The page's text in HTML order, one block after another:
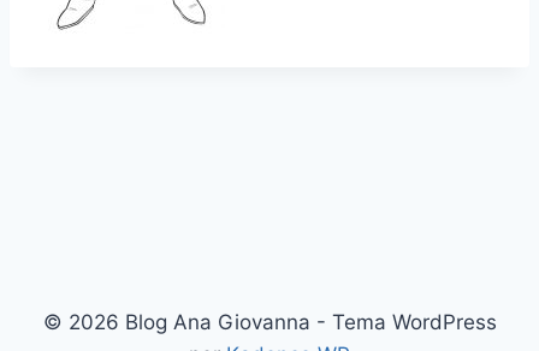
© 2026 Blog Ana Giovanna - Tema WordPress